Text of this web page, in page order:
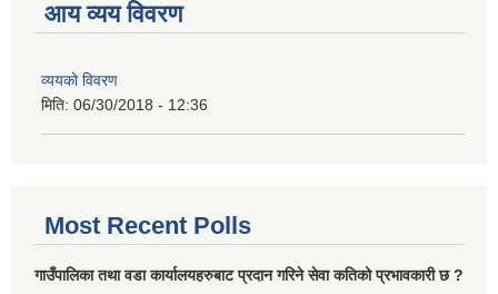
आय व्यय विवरण
व्ययको विवरण
मिति: 06/30/2018 - 12:36
Most Recent Polls
गाउँपालिका तथा वडा कार्यालयहरुबाट प्रदान गरिने सेवा कतिको प्रभावकारी छ ?